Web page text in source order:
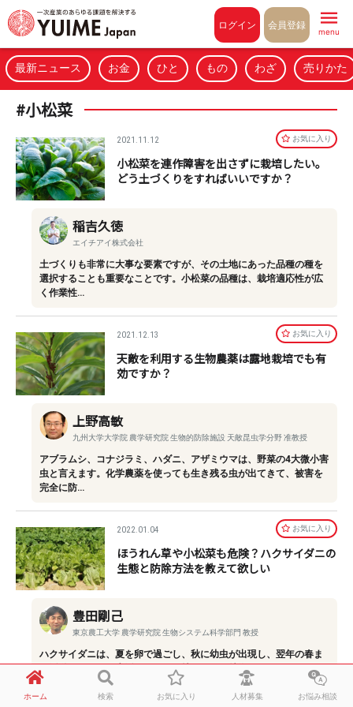
ログイン 会員登録
menu
最新ニュース お金 ひと もの わざ 売りかた
#小松菜
2021.11.12 お気に⼊り
小松菜を連作障害を出さずに栽培したい。
どう土づくりをすればいいですか？
稲吉久徳
エイチアイ株式会社
土づくりも非常に大事な要素ですが、その土地にあった品種の種を
選択することも重要なことです。小松菜の品種は、栽培適応性が広
く作業性…
2021.12.13 お気に⼊り
天敵を利用する生物農薬は露地栽培でも有
効ですか？
上野高敏
九州大学大学院 農学研究院 生物的防除施設 天敵昆虫学分野 准教授
アブラムシ、コナジラミ、ハダニ、アザミウマは、野菜の4大微小害
虫と言えます。化学農薬を使っても生き残る虫が出てきて、被害を
完全に防…
2022.01.04 お気に⼊り
ほうれん草や小松菜も危険？ハクサイダニの
生態と防除方法を教えて欲しい
豊田剛己
東京農工大学 農学研究院 生物システム科学部門 教授
ハクサイダニは、夏を卵で過ごし、秋に幼虫が出現し、翌年の春ま
で活動するという生活サイクルを持つという特徴があります。ま
た、真冬で…
ホーム 検索 お気に入り 人材募集 お悩み相談